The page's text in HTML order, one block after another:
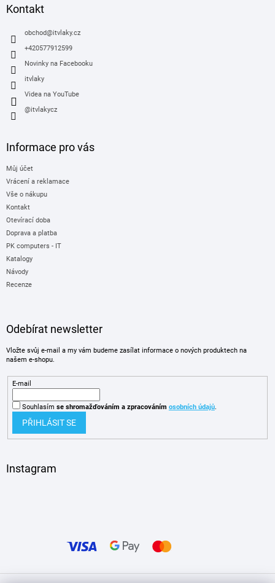
Kontakt
obchod@itvlaky.cz
+420577912599
Novinky na Facebooku
itvlaky
Videa na YouTube
@itvlakycz
Informace pro vás
Můj účet
Vrácení a reklamace
Vše o nákupu
Kontakt
Otevírací doba
Doprava a platba
PK computers - IT
Katalogy
Návody
Recenze
Odebírat newsletter
Vložte svůj e-mail a my vám budeme zasílat informace o nových produktech na
našem e-shopu.
E-mail
Souhlasím se shromažďováním a zpracováním osobních údajů.
PŘIHLÁSIT SE
Instagram